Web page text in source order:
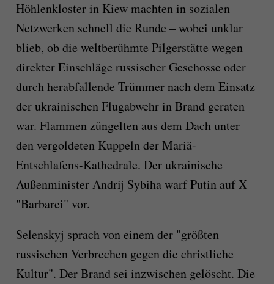
Höhlenkloster in Kiew machten in sozialen
Netzwerken schnell die Runde – wobei unklar
blieb, ob die weltberühmte Pilgerstätte wegen
direkter Einschläge russischer Geschosse oder
durch herabfallende Trümmer nach dem Einsatz
der ukrainischen Flugabwehr in Brand geraten
war. Flammen züngelten aus dem Dach unter
den vergoldeten Kuppeln der Mariä-
Entschlafens-Kathedrale. Der ukrainische
Außenminister Andrij Sybiha warf Putin auf X
"Barbarei" vor.
Selenskyj sprach von einem der "größten
russischen Verbrechen gegen die christliche
Kultur". Der Brand sei inzwischen gelöscht. Die